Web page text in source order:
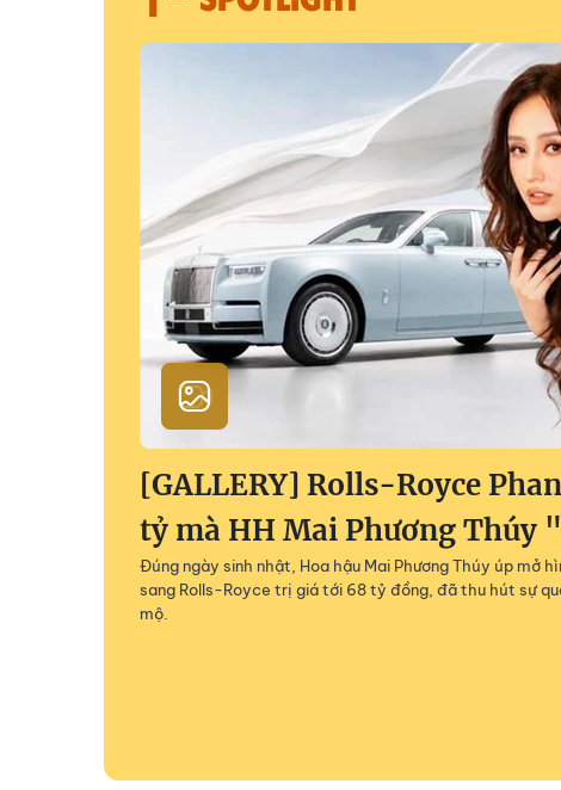
[GALLERY] Rolls-Royce
tỷ mà HH Mai Phương Thúy
Đúng ngày sinh nhật, Hoa hậu Mai Phương Thúy úp mở
sang Rolls-Royce trị giá tới 68 tỷ đồng, đã thu hút sự
mộ.